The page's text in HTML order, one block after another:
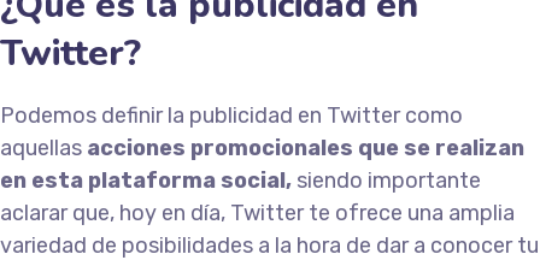
Twitter?
Podemos definir la publicidad en Twitter como
aquellas acciones promocionales que se realizan
en esta plataforma social, siendo importante
aclarar que, hoy en día, Twitter te ofrece una amplia
variedad de posibilidades a la hora de dar a conocer tu